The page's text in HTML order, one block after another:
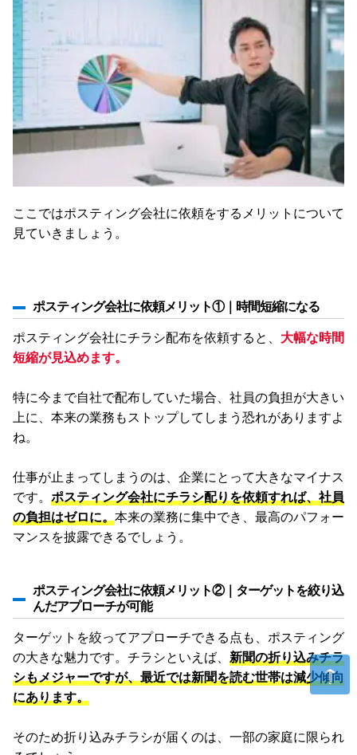
ここではポスティング会社に依頼をするメリットについて
見ていきましょう。
ポスティング会社に依頼メリット①｜時間短縮になる
ポスティング会社にチラシ配布を依頼すると、 大幅な時間
短縮が見込めます。
特に今まで自社で配布していた場合、社員の負担が大きい
上に、本来の業務もストップしてしまう恐れがありますよ
ね。
仕事が止まってしまうのは、企業にとって大きなマイナス
です。 ポスティング会社にチラシ配りを依頼すれば、社員
の負担はゼロに。本来の業務に集中でき、最高のパフォー
マンスを披露できるでしょう。
ポスティング会社に依頼メリット②｜ターゲットを絞り込
んだアプローチが可能
ターゲットを絞ってアプローチできる点も、ポスティング
の大きな魅力です。チラシといえば、 新聞の折り込みチラ
シもメジャーですが、最近では新聞を読む世帯は減少傾向
にあります。
そのため折り込みチラシが届くのは、一部の家庭に限られ